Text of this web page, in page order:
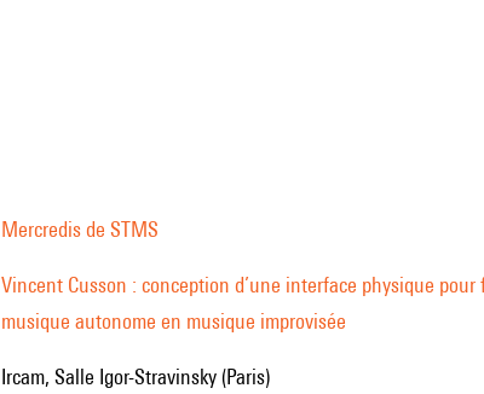
Mercredis de STMS
Vincent Cusson : conception d’une interface physique
musique autonome en musique improvisée
Ircam, Salle Igor-Stravinsky (Paris)